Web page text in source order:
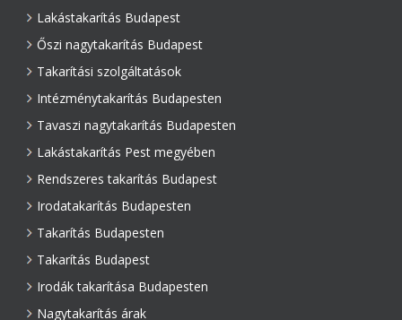
Lakástakarítás Budapest
Őszi nagytakarítás Budapest
Takarítási szolgáltatások
Intézménytakarítás Budapesten
Tavaszi nagytakarítás Budapesten
Lakástakarítás Pest megyében
Rendszeres takarítás Budapest
Irodatakarítás Budapesten
Takarítás Budapesten
Takarítás Budapest
Irodák takarítása Budapesten
Nagytakarítás árak